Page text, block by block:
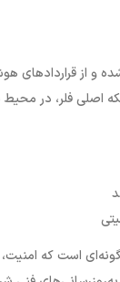
و از قراردادهای
اصلی فلر، در
است که